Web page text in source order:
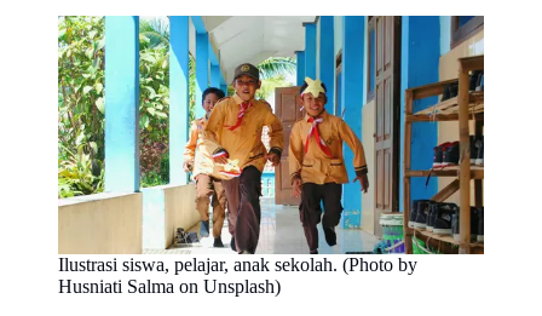
Ilustrasi siswa, pelajar, anak sekolah. (Photo by
Husniati Salma on Unsplash)